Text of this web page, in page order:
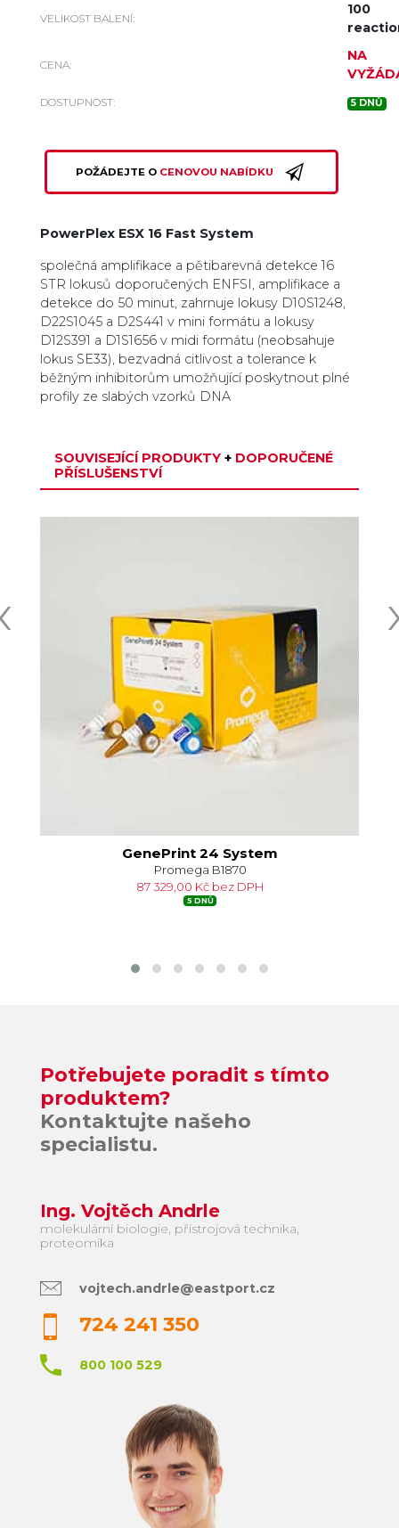
VELIKOST BALENÍ:
100
CENA:
NA
DOSTUPNOST: 5 DNŮ
POŽÁDEJTE O CENOVOU NABÍDKU
PowerPlex ESX 16 Fast System
společná amplifikace a pětibarevná detekce 16
STR lokusů doporučených ENFSI, amplifikace a
detekce do 50 minut, zahrnuje lokusy D10S1248,
D22S1045 a D2S441 v mini formátu a lokusy
D12S391 a D1S1656 v midi formátu (neobsahuje
lokus SE33), bezvadná citlivost a tolerance k
běžným inhibitorům umožňující poskytnout plné
profily ze slabých vzorků DNA
SOUVISEJÍCÍ PRODUKTY +DOPORUČENÉ
PŘÍSLUŠENSTVÍ
GenePrint 24 System
Promega B1870
87 329,00 Kč bez DPH
5 DNŮ
Potřebujete poradit s tímto
produktem?
Kontaktujte našeho
specialistu.
Ing. Vojtěch Andrle
molekulární biologie, přístrojová technika,
proteomika
vojtech.andrle@eastport.cz
724 241 350
800 100 529